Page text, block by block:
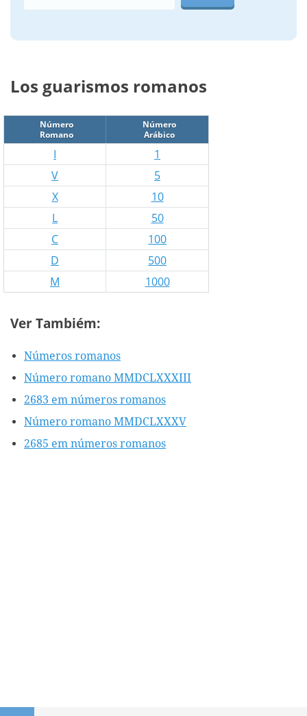
Los guarismos romanos
Número
Romano
Número
Arábico
I
1
V
5
X
10
L
50
C
100
D
500
M
1000
Ver Tambiém:
Números romanos
Número romano MMDCLXXXIII
2683 em números romanos
Número romano MMDCLXXXV
2685 em números romanos